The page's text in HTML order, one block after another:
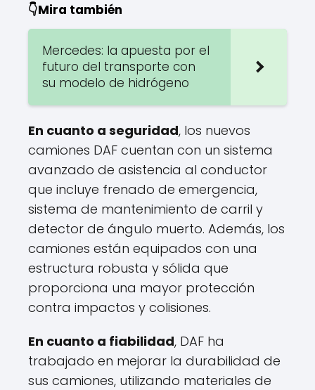
👇Mira también
Mercedes: la apuesta por el
futuro del transporte con
su modelo de hidrógeno
En cuanto a seguridad, los nuevos
camiones DAF cuentan con un sistema
avanzado de asistencia al conductor
que incluye frenado de emergencia,
sistema de mantenimiento de carril y
detector de ángulo muerto. Además, los
camiones están equipados con una
estructura robusta y sólida que
proporciona una mayor protección
contra impactos y colisiones.
En cuanto a fiabilidad, DAF ha
trabajado en mejorar la durabilidad de
sus camiones, utilizando materiales de